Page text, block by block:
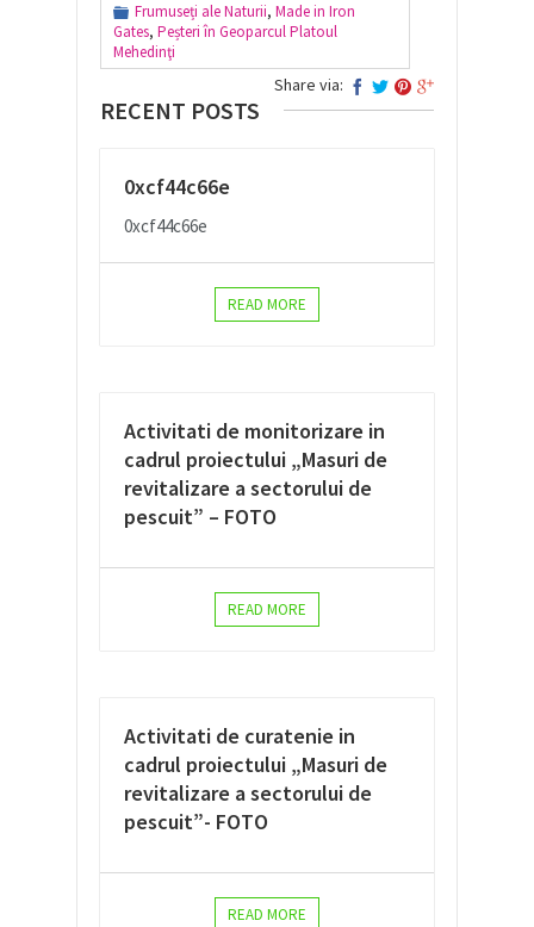
Frumuseți ale Naturii, Made in Iron
Gates, Peșteri în Geoparcul Platoul
Mehedinţi
Share via:
RECENT POSTS
0xcf44c66e
0xcf44c66e
READ MORE
Activitati de monitorizare in
cadrul proiectului „Masuri de
revitalizare a sectorului de
pescuit” – FOTO
READ MORE
Activitati de curatenie in
cadrul proiectului „Masuri de
revitalizare a sectorului de
pescuit”- FOTO
READ MORE